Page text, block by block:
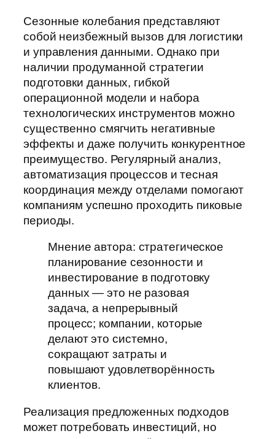
Сезонные колебания представляют
собой неизбежный вызов для логистики
и управления данными. Однако при
наличии продуманной стратегии
подготовки данных, гибкой
операционной модели и набора
технологических инструментов можно
существенно смягчить негативные
эффекты и даже получить конкурентное
преимущество. Регулярный анализ,
автоматизация процессов и тесная
координация между отделами помогают
компаниям успешно проходить пиковые
периоды.
Мнение автора: стратегическое
планирование сезонности и
инвестирование в подготовку
данных — это не разовая
задача, а непрерывный
процесс; компании, которые
делают это системно,
сокращают затраты и
повышают удовлетворённость
клиентов.
Реализация предложенных подходов
может потребовать инвестиций, но